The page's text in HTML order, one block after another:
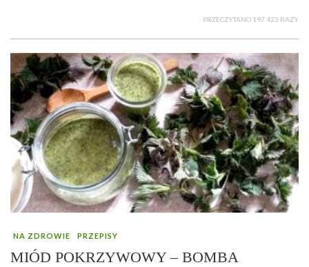
PRZECZYTANO 197 423 RAZY
NA ZDROWIE PRZEPISY
MIÓD POKRZYWOWY – BOMBA